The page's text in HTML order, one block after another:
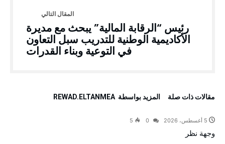
رئيس “الرقابة المالية” يبحث مع مديرة
الأكاديمية الوطنية للتدريب سبل التعاون
في التوعية وبناء القدرات
‫مقالات ذات صلة‬ ‫‫المزيد بواسطة‬ ‬ REWAD.ELTANMEA
5 أغسطس، 2026 5
وجهة نظر